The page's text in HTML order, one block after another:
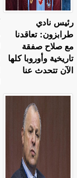
رئيس نادي
طرابزون: تعاقدنا
مع صلاح صفقة
تاريخية وأوروبا كلها
الآن تتحدث عنا